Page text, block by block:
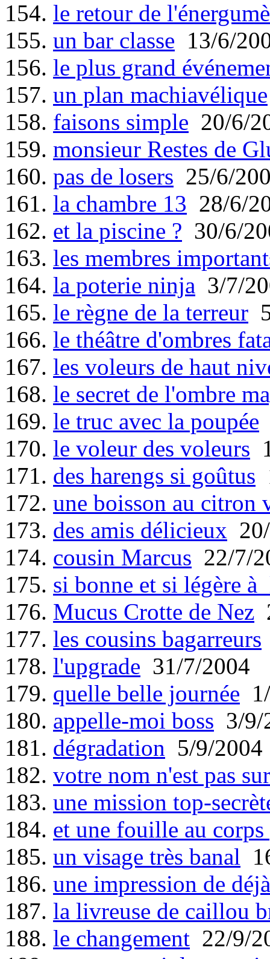
154. le retour de
155. un bar classe 13/6/
156. le plus grand
157. un plan machiavélique
158. faisons simple 20/6/
159. monsieur Restes de
160. pas de losers 25/6/
161. la chambre 13 28/6/
162. et la piscine ? 30/6/
163. les membres
164. la poterie ninja 3/7/
165. le règne de la terreur
166. le théâtre d'ombres
167. les voleurs de haut
168. le secret de l'ombre
169. le truc avec la poupée
170. le voleur des voleurs
171. des harengs si goûtus
172. une boisson au citron
173. des amis délicieux
174. cousin Marcus 22/7/
175. si bonne et si légère
176. Mucus Crotte de Nez
177. les cousins bagarreurs
178. l'upgrade 31/7/2004
179. quelle belle journée
180. appelle-moi boss 3/9/
181. dégradation 5/9/2004
182. votre nom n'est pas
183. une mission top-
184. et une fouille au
185. un visage très banal
186. une impression de
187. la livreuse de caillou
188. le changement 22/9/